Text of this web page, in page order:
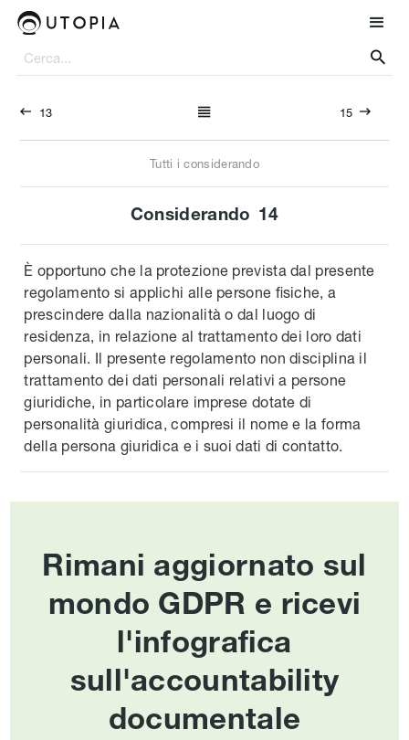

 13  15 
Tutti i considerando
Considerando 14
È opportuno che la protezione prevista dal presente
regolamento si applichi alle persone fisiche, a
prescindere dalla nazionalità o dal luogo di
residenza, in relazione al trattamento dei loro dati
personali. Il presente regolamento non disciplina il
trattamento dei dati personali relativi a persone
giuridiche, in particolare imprese dotate di
personalità giuridica, compresi il nome e la forma
della persona giuridica e i suoi dati di contatto.
Rimani aggiornato sul
mondo GDPR e ricevi
l'infografica
sull'accountability
documentale